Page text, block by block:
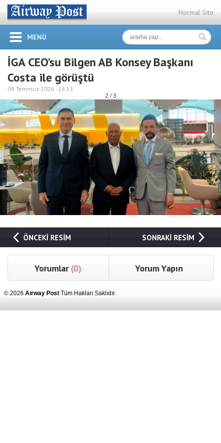
Normal Site
MENÜ
İGA CEO’su Bilgen AB Konsey Başkanı
Costa ile görüştü
09 Temmuz 2026 - 16:51
2 / 3
ÖNCEKİ RESİM SONRAKİ RESİM
Yorumlar (0) Yorum Yapın
© 2026 Airway Post Tüm Hakları Saklıdır.